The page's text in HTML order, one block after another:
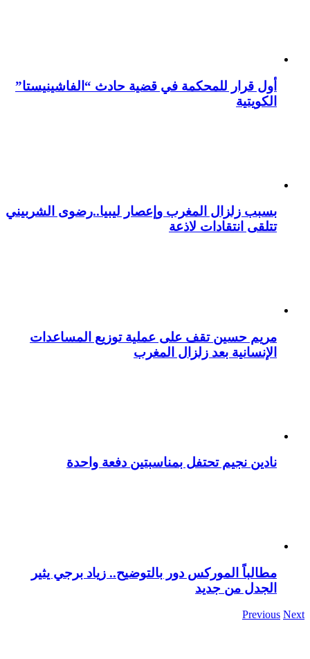
أول قرار للمحكمة في قضية حادث “الفاشينيستا”
الكويتية
بسبب زلزال المغرب وإعصار ليبيا..رضوى الشربيني
تتلقى انتقادات لاذعة
مريم حسين تقف على عملية توزيع المساعدات
الإنسانية بعد زلزال المغرب
نادين نجيم تحتفل بمناسبتين دفعة واحدة
مطالباً الموركس دور بالتوضيح.. زياد برجي يثير
الجدل من جديد
Previous Next